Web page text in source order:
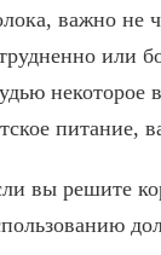
важно не
или
некоторое
питание,
вы решите